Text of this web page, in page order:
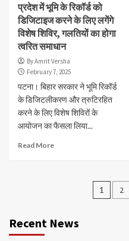
प्रदेश में भूमि के रिकॉर्ड को
डिजिटाइज करने के लिए लगेंगे
विशेष शिविर, गलतियों का होगा
त्वरित समाधान
By Amrit Versha
February 7, 2025
पटना। बिहार सरकार ने भूमि रिकॉर्ड
के डिजिटलीकरण और त्रुटिरहित
करने के लिए विशेष शिविरों के
आयोजन का फैसला लिया...
Read More
Posts
1 2
Recent News